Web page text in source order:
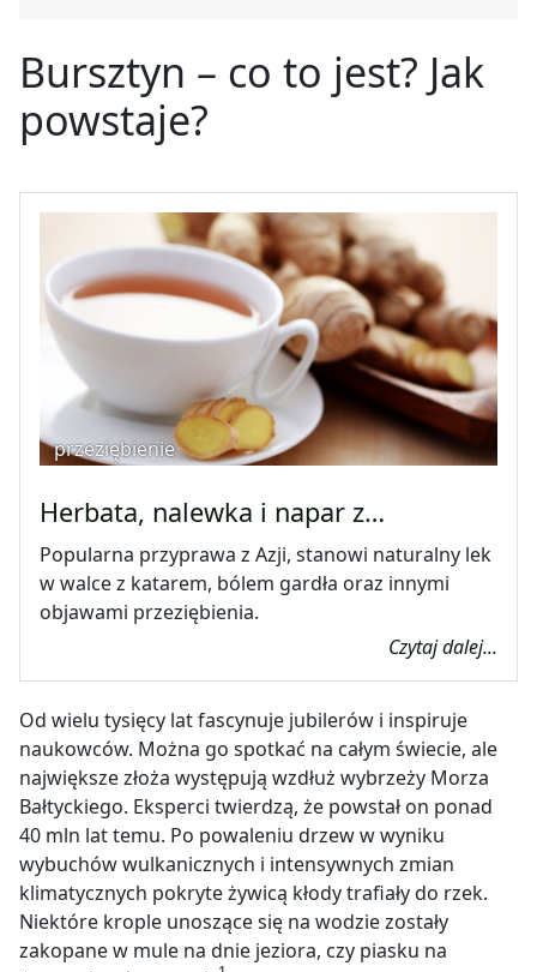
Bursztyn – co to jest? Jak
powstaje?
przeziębienie
Herbata, nalewka i napar z…
Popularna przyprawa z Azji, stanowi naturalny lek
w walce z katarem, bólem gardła oraz innymi
objawami przeziębienia.
Czytaj dalej...
Od wielu tysięcy lat fascynuje jubilerów i inspiruje
naukowców. Można go spotkać na całym świecie, ale
największe złoża występują wzdłuż wybrzeży Morza
Bałtyckiego. Eksperci twierdzą, że powstał on ponad
40 mln lat temu. Po powaleniu drzew w wyniku
wybuchów wulkanicznych i intensywnych zmian
klimatycznych pokryte żywicą kłody trafiały do rzek.
Niektóre krople unoszące się na wodzie zostały
zakopane w mule na dnie jeziora, czy piasku na